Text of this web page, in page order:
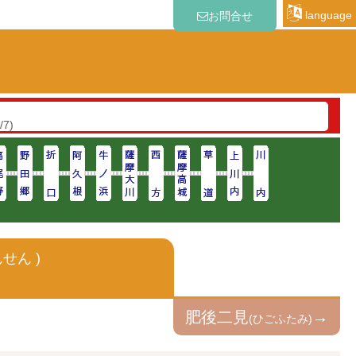
お問合せ language
ん )
肥後二見(ひごふたみ) →